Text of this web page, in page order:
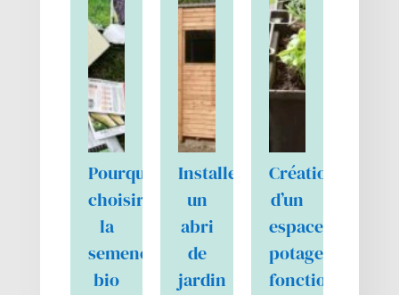
Pourquoi
choisir
la
semence
bio
Installer
un
abri
de
jardin
Création
d’un
espace
potager
fonctionnel